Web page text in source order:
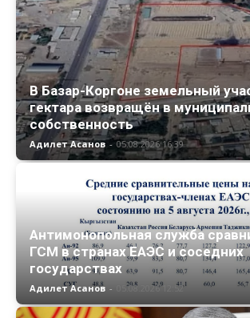
В Базар-Коргоне земельный
гектара возвращён в
собственность
Адилет Асанов - 05.08.2026 16:39
Антимонопольная служба
ГСМ в странах ЕАЭС и соседних
государствах
Адилет Асанов - 05.08.2026 12:52